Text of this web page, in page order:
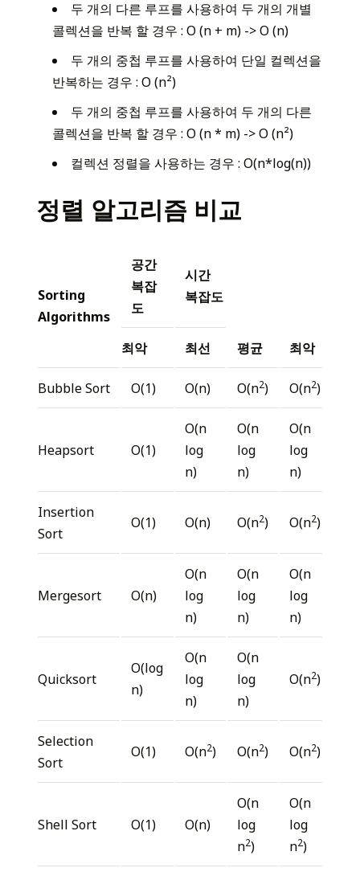
두 개의 다른 루프를 사용하여 두 개의 개별
콜렉션을 반복 할 경우 : O (n + m) -> O (n)
두 개의 중첩 루프를 사용하여 단일 컬렉션을
반복하는 경우 : O (n²)
두 개의 중첩 루프를 사용하여 두 개의 다른
콜렉션을 반복 할 경우 : O (n * m) -> O (n²)
컬렉션 정렬을 사용하는 경우 : O(n*log(n))
정렬 알고리즘 비교
Sorting
Algorithms
공간
복잡
도
시간
복잡도
최악 최선 평균 최악
Bubble Sort O(1) O(n) O(n2) O(n2)
Heapsort O(1)
O(n
log
n)
O(n
log
n)
O(n
log
n)
Insertion
Sort
O(1) O(n) O(n2) O(n2)
Mergesort O(n)
O(n
log
n)
O(n
log
n)
O(n
log
n)
Quicksort
O(log
n)
O(n
log
n)
O(n
log
n)
O(n2)
Selection
Sort
O(1) O(n2) O(n2) O(n2)
Shell Sort O(1) O(n)
O(n
log
n2)
O(n
log
n2)